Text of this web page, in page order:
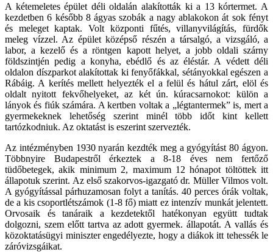
A kétemeletes épület déli oldalán alakították ki a 13 kórtermet. A
kezdetben 6 később 8 ágyas szobák a nagy ablakokon át sok fényt
és meleget kaptak. Volt központi fűtés, villanyvilágítás, fürdők
meleg vízzel. Az épület középső részén a társalgó, a vizsgáló, a
labor, a kezelő és a röntgen kapott helyet, a jobb oldali szárny
földszintjén pedig a konyha, ebédlő és az éléstár. A védett déli
oldalon díszparkot alakítottak ki fenyőfákkal, sétányokkal egészen a
Rábáig. A kerítés mellett helyezték el a felül és hátul zárt, elöl és
oldalt nyitott fekvőhelyeket, az két ún. kúracsarnokot: külön a
lányok és fiúk számára. A kertben voltak a „légtantermek” is, mert a
gyermekeknek lehetőség szerint minél több időt kint kellett
tartózkodniuk. Az oktatást is eszerint szervezték.
Az intézményben 1930 nyarán kezdték meg a gyógyítást 80 ágyon.
Többnyire Budapestről érkeztek a 8-18 éves nem fertőző
tüdőbetegek, akik minimum 2, maximum 12 hónapot töltöttek itt
állapotuk szerint. Az első szakorvos-igazgató dr. Müller Vilmos volt.
A gyógyítással párhuzamosan folyt a tanítás. 40 perces órák voltak,
de a kis csoportlétszámok (1-8 fő) miatt ez intenzív munkát jelentett.
Orvosaik és tanáraik a kezdetektől hatékonyan együtt tudtak
dolgozni, szem előtt tartva az adott gyermek. állapotát. A vallás és
közoktatásügyi miniszter engedélyezte, hogy a diákok itt tehessék le
záróvizsgáikat.